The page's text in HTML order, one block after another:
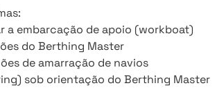
a embarcação de apoio (workboat)
do Berthing Master
de amarração de navios
sob orientação do Berthing Master